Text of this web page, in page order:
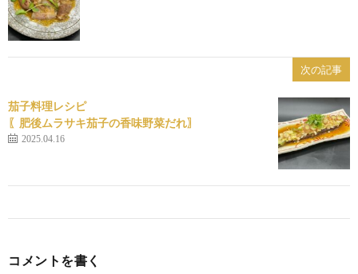
次の記事
茄子料理レシピ
〖肥後ムラサキ茄子の香味野菜だれ〗
2025.04.16
コメントを書く